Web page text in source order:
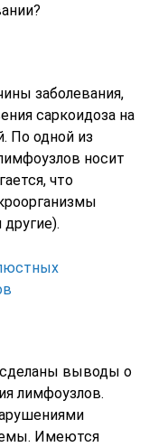
заболевания,
саркоидоза на
По одной из
носит
что
выводы о
лимфоузлов.
Имеются